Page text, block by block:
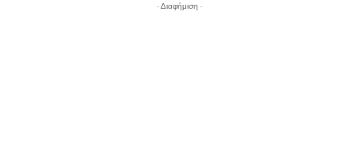
- Διαφήμιση -